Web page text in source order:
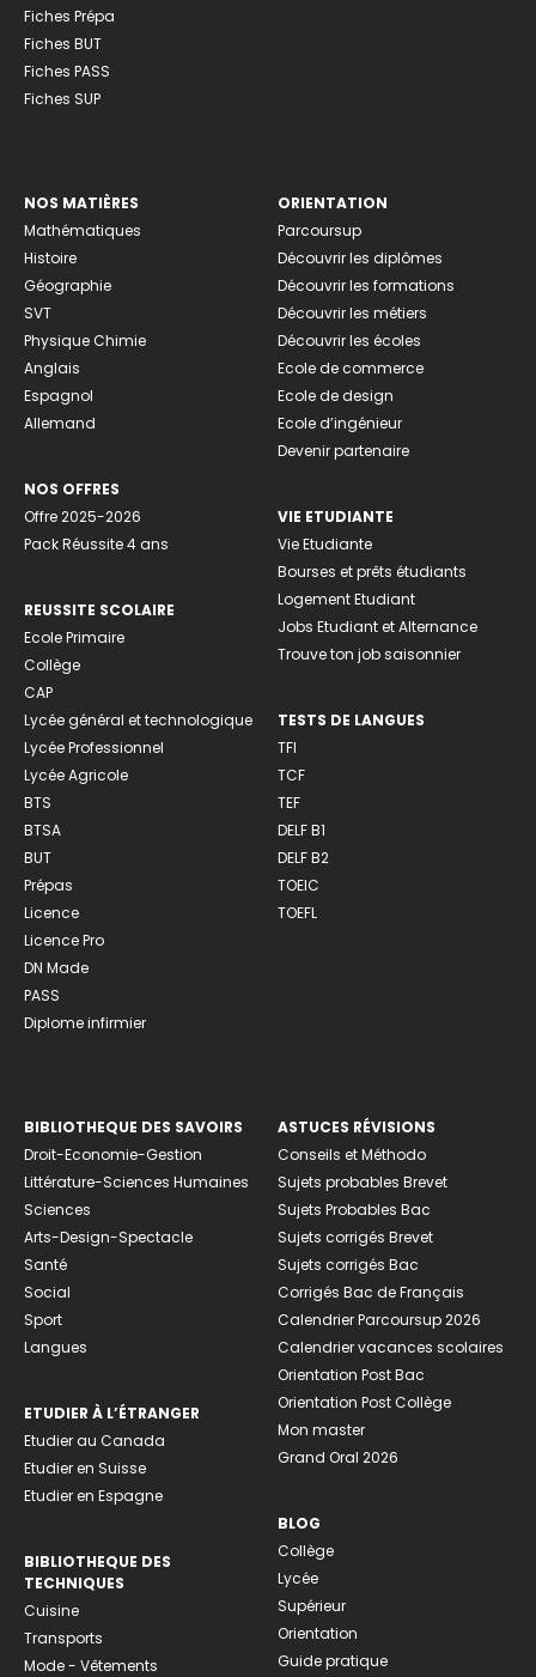
Fiches Prépa
Fiches BUT
Fiches PASS
Fiches SUP
NOS MATIÈRES
Mathématiques
Histoire
Géographie
SVT
Physique Chimie
Anglais
Espagnol
Allemand
NOS OFFRES
Offre 2025-2026
Pack Réussite 4 ans
REUSSITE SCOLAIRE
Ecole Primaire
Collège
CAP
Lycée général et technologique
Lycée Professionnel
Lycée Agricole
BTS
BTSA
BUT
Prépas
Licence
Licence Pro
DN Made
PASS
Diplome infirmier
ORIENTATION
Parcoursup
Découvrir les diplômes
Découvrir les formations
Découvrir les métiers
Découvrir les écoles
Ecole de commerce
Ecole de design
Ecole d’ingénieur
Devenir partenaire
VIE ETUDIANTE
Vie Etudiante
Bourses et prêts étudiants
Logement Etudiant
Jobs Etudiant et Alternance
Trouve ton job saisonnier
TESTS DE LANGUES
TFI
TCF
TEF
DELF B1
DELF B2
TOEIC
TOEFL
BIBLIOTHEQUE DES SAVOIRS
Droit-Economie-Gestion
Littérature-Sciences Humaines
Sciences
Arts-Design-Spectacle
Santé
Social
Sport
Langues
ETUDIER À L’ÉTRANGER
Etudier au Canada
Etudier en Suisse
Etudier en Espagne
BIBLIOTHEQUE DES
TECHNIQUES
Cuisine
Transports
Mode - Vêtements
ASTUCES RÉVISIONS
Conseils et Méthodo
Sujets probables Brevet
Sujets Probables Bac
Sujets corrigés Brevet
Sujets corrigés Bac
Corrigés Bac de Français
Calendrier Parcoursup 2026
Calendrier vacances scolaires
Orientation Post Bac
Orientation Post Collège
Mon master
Grand Oral 2026
BLOG
Collège
Lycée
Supérieur
Orientation
Guide pratique